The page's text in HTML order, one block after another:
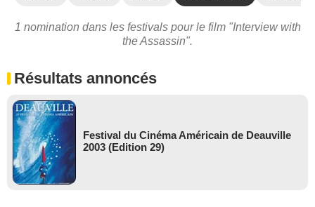
1 nomination dans les festivals pour le film "Interview with
the Assassin".
Résultats annoncés
Festival du Cinéma Américain de Deauville
2003 (Edition 29)